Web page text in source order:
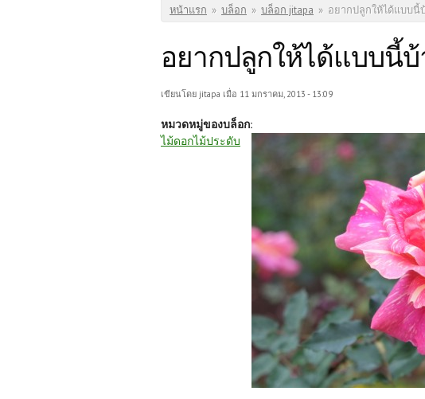
คุณอยู่ที่นี่
หน้าแรก » บล็อก » บล็อก jitapa » อยากปลูกให้ได้แบบนี้
อยากปลูกให้ได้แบบนี้บ้
เขียนโดย jitapa เมื่อ 11 มกราคม, 2013 - 13:09
หมวดหมู่ของบล็อก:
ไม้ดอกไม้ประดับ